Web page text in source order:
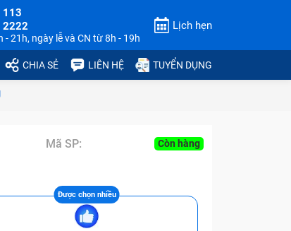
113
2222
- 21h, ngày lễ và CN từ 8h - 19h
Lịch hẹn
CHIA SẺ LIÊN HỆ TUYỂN DỤNG
Mã SP: Còn hàng